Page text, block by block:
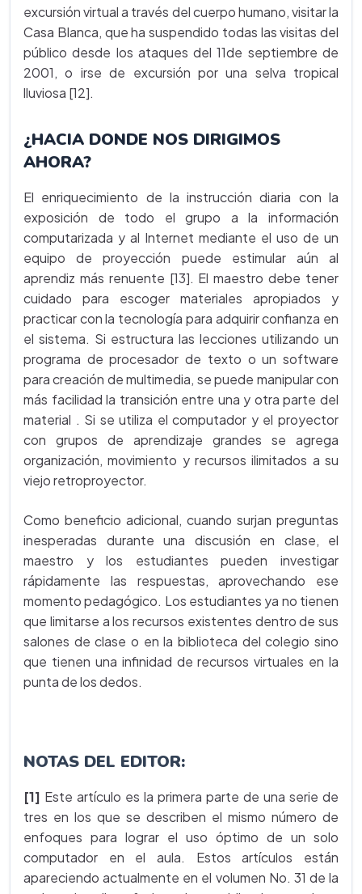
excursión virtual a través del cuerpo humano, visitar la
Casa Blanca, que ha suspendido todas las visitas del
público desde los ataques del 11de septiembre de
2001, o irse de excursión por una selva tropical
lluviosa [12].
¿HACIA DONDE NOS DIRIGIMOS
AHORA?
El enriquecimiento de la instrucción diaria con la
exposición de todo el grupo a la información
computarizada y al Internet mediante el uso de un
equipo de proyección puede estimular aún al
aprendiz más renuente [13]. El maestro debe tener
cuidado para escoger materiales apropiados y
practicar con la tecnología para adquirir confianza en
el sistema. Si estructura las lecciones utilizando un
programa de procesador de texto o un software
para creación de multimedia, se puede manipular con
más facilidad la transición entre una y otra parte del
material . Si se utiliza el computador y el proyector
con grupos de aprendizaje grandes se agrega
organización, movimiento y recursos ilimitados a su
viejo retroproyector.
Como beneficio adicional, cuando surjan preguntas
inesperadas durante una discusión en clase, el
maestro y los estudiantes pueden investigar
rápidamente las respuestas, aprovechando ese
momento pedagógico. Los estudiantes ya no tienen
que limitarse a los recursos existentes dentro de sus
salones de clase o en la biblioteca del colegio sino
que tienen una infinidad de recursos virtuales en la
punta de los dedos.
NOTAS DEL EDITOR:
[1] Este artículo es la primera parte de una serie de
tres en los que se describen el mismo número de
enfoques para lograr el uso óptimo de un solo
computador en el aula. Estos artículos están
apareciendo actualmente en el volumen No. 31 de la